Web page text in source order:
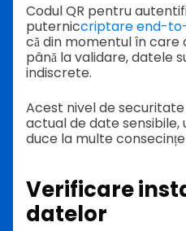
Codul QR pentru
puterniccriptare end-
că din momentul în care
până la validare, datele
indiscrete.
Acest nivel de
actual de date sensibile,
duce la multe
Verificare
datelor